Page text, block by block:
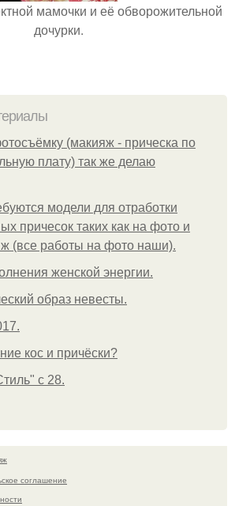
мамочки и её обворожительной
дочурки.
(макияж - прическа по
плату) так же делаю
модели для отработки
причесок таких как на фото и
(все работы на фото наши).
женской энергии.
образ невесты.
кос и причёски?
с 28.
соглашение